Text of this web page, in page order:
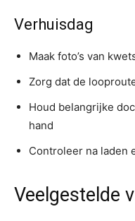
Verhuisdag
Maak foto’s van
Zorg dat de
Houd belangrijke
hand
Controleer na laden
Veelgestelde